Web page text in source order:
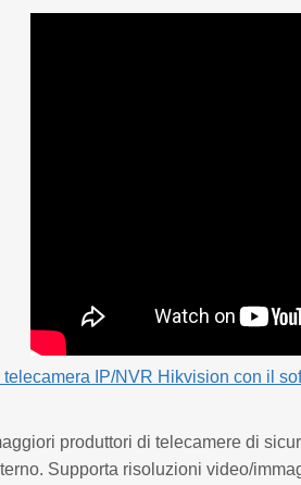
IP/NVR Hikvision con il
produttori di telecamere di
Supporta risoluzioni video/